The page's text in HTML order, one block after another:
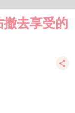
去享受的